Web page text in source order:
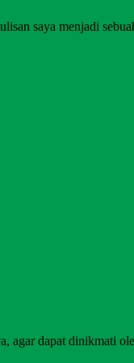
saya menjadi
dapat dinikmati